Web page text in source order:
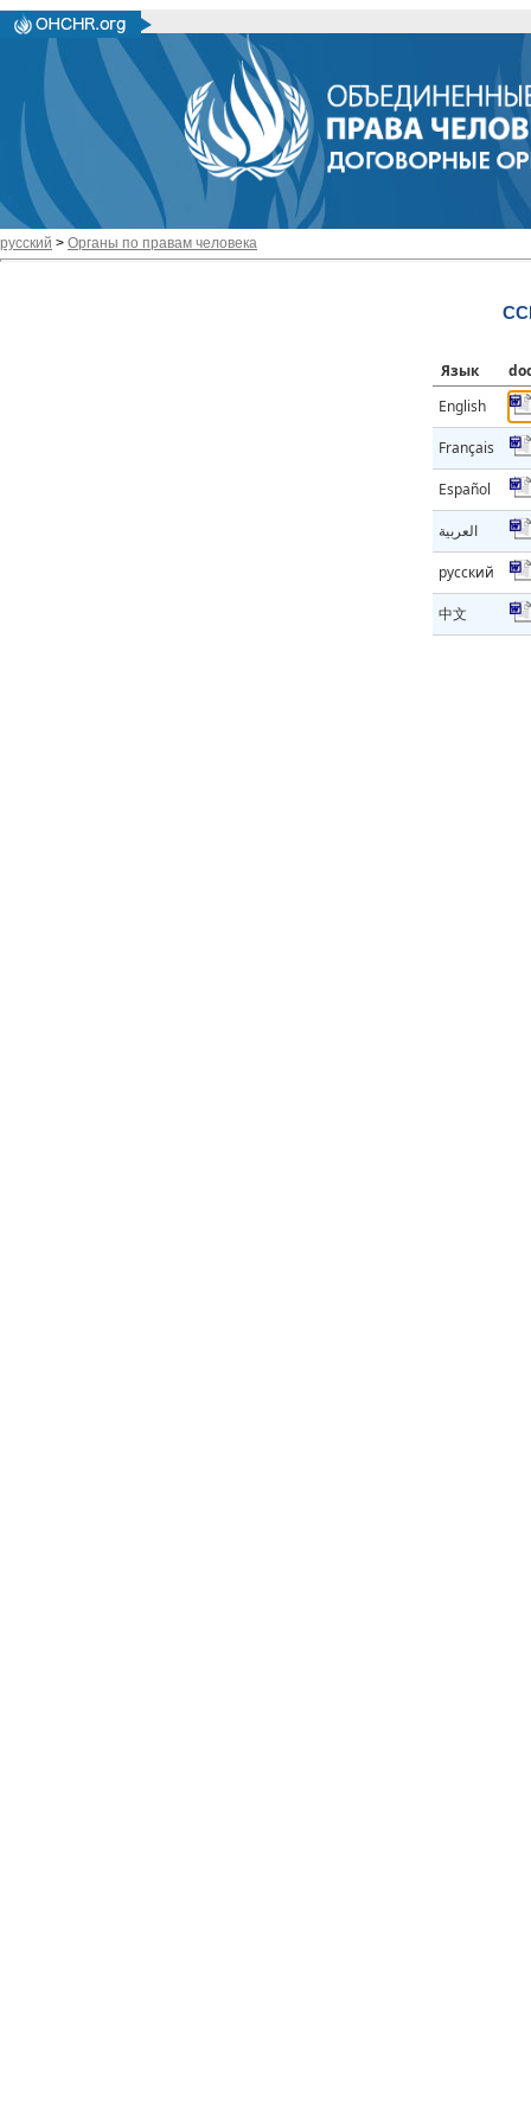
русский > Органы по правам человека
Язык
English
Français
Español
العربية
русский
中文